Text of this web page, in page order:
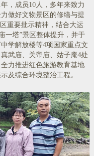
，成员10人，多年来致力
做好文物景区的修缮与提
重要批示精神，结合大运
一塔”景区整体提升，并于
学解放楼等4项国家重点文
武庙、关帝庙、姑子庵4处
力推进红色旅游教育基地
及综合环境整治工程。